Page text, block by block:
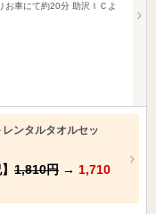
お車にて約20分 助沢ＩＣよ
レンタルタオルセッ
1,810円 → 1,710